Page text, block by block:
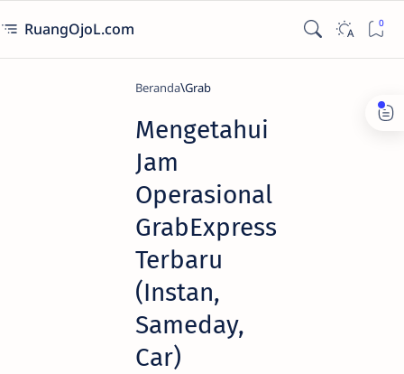
RuangOjoL.com
Beranda Grab
Mengetahui
Jam
Operasional
GrabExpress
Terbaru
(Instan,
Sameday,
Car)